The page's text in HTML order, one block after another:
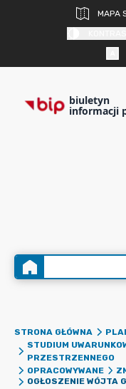
MAPA
biuletyn
informacji
STRONA GŁÓWNA
STUDIUM
PRZESTRZENNEGO
OPRACOWYWANE